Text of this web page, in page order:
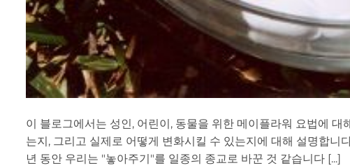
이 블로그에서는 성인, 어린이, 동물을 위한 메이플라워 요법에
는지, 그리고 실제로 어떻게 변화시킬 수 있는지에 대해 설명합니
년 동안 우리는 "놓아주기"를 일종의 종교로 바꾼 것 같습니다 [...]